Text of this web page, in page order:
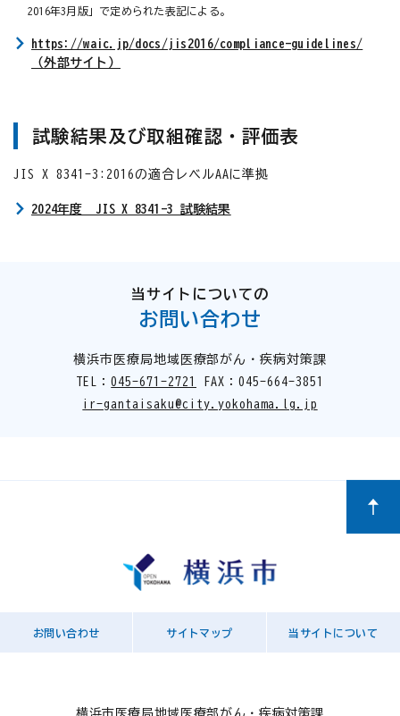
2016年3月版」で定められた表記による。
https://waic.jp/docs/jis2016/compliance-guidelines/
（外部サイト）
試験結果及び取組確認・評価表
JIS X 8341-3:2016の適合レベルAAに準拠
2024年度 JIS X 8341-3 試験結果
当サイトについての
お問い合わせ
横浜市医療局地域医療部がん・疾病対策課
TEL：045-671-2721
FAX：045-664-3851
ir-gantaisaku@city.yokohama.lg.jp
お問い合わせ サイトマップ 当サイトについて
横浜市医療局地域医療部がん・疾病対策課